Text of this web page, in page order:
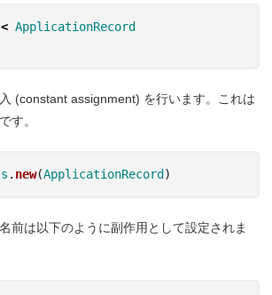
< ApplicationRecord
(constant assignment) を行います。これは
す。
. new(ApplicationRecord )
前は以下のように副作用として設定されま